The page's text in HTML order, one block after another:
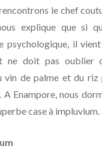
le chef
explique que si
psychologique, il
ne doit pas oublier
de palme et du riz
Enampore, nous
case à impluvium.